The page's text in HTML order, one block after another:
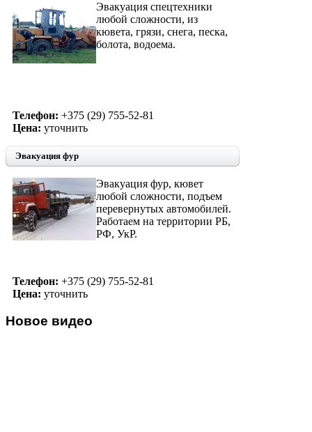
Эвакуация спецтехники
любой сложности, из
кювета, грязи, снега, песка,
болота, водоема.
Телефон: +375 (29) 755-52-81
Цена: уточнить
Эвакуация фур
Эвакуация фур, кювет
любой сложности, подъем
перевернутых автомобилей.
Работаем на территории РБ,
РФ, УкР.
Телефон: +375 (29) 755-52-81
Цена: уточнить
Новое видео